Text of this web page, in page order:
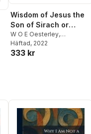
Wisdom of Jesus the
Son of Sirach or
Ecclesiasticus
W O E Oesterley,
Cambridge at the
University
Häftad, 2022
333 kr